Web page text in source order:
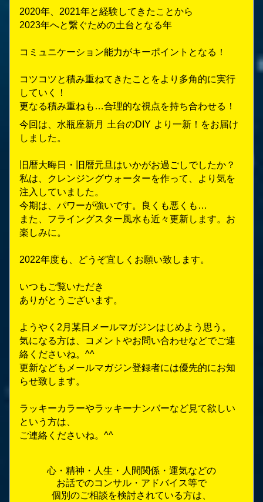
2020年、2021年と経験してきたことから
2023年へと繋ぐための土台となる年
コミュニケーション能力がキーポイントとなる！
コツコツと積み重ねてきたことをより多角的に実行
していく！
更なる積み重ねも…合理的な視点を持ち合わせる！
今回は、水瓶座新月 土台のDIY より一新！をお届け
しました。
旧暦大晦日・旧暦元旦はいかがお過ごしでしたか？
私は、クレンジングウォーターを作って、より気を
注入していました。
今期は、パワーが強いです。良くも悪くも…
また、フライングスター風水も近々更新します。お
楽しみに。
2022年度も、どうぞ宜しくお願い致します。
いつもご覧いただき
ありがとうございます。
ようやく2月某日メールマガジンはじめよう思う。
気になる方は、コメントやお問い合わせなどでご連
絡くださいね。^^
更新などもメールマガジン登録者には優先的にお知
らせ致します。
ラッキーカラーやラッキーナンバーなど見て欲しい
という方は、
ご連絡くださいね。^^
心・精神・人生・人間関係・運気などの
お話でのコンサル・アドバイス等で
個別のご相談を検討されている方は、